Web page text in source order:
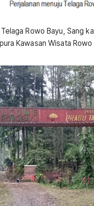
Rowo Bayu, Sang
Kawasan Wisata